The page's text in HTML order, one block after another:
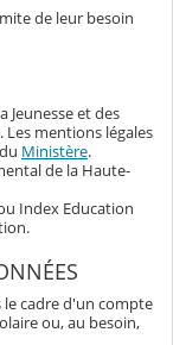
de leur besoin
Jeunesse et des
Les mentions légales
Ministère.
de la Haute-
Index Education
le cadre d'un compte
ou, au besoin,